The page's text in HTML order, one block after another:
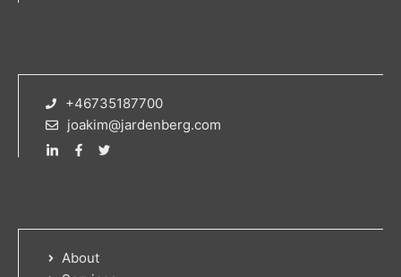
+46735187700
joakim@jardenberg.com
About